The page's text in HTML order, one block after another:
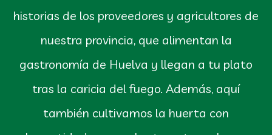
historias de los proveedores y agricultores de
nuestra provincia, que alimentan la
gastronomía de Huelva y llegan a tu plato
tras la caricia del fuego. Además, aquí
también cultivamos la huerta con